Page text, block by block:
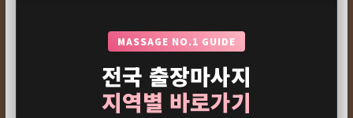
MASSAGE NO.1 GUIDE
전국 출장마사지
지역별 바로가기